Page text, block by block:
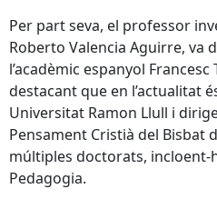
Per part seva, el professor
Roberto Valencia Aguirre, va
l’acadèmic espanyol
destacant que en l’actualitat
Universitat Ramon Llull i
Pensament Cristià del Bisbat
múltiples doctorats, incloent-
Pedagogia.